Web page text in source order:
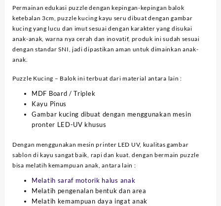
Permainan edukasi puzzle dengan kepingan-kepingan balok
ketebalan 3cm, puzzle kucing kayu seru dibuat dengan gambar
kucing yang lucu dan imut sesuai dengan karakter yang disukai
anak-anak, warna nya cerah dan inovatif, produk ini sudah sesuai
dengan standar SNI, jadi dipastikan aman untuk dimainkan anak-
anak.
Puzzle Kucing – Balok ini terbuat dari material antara lain :
MDF Board / Triplek
Kayu Pinus
Gambar kucing dibuat dengan menggunakan mesin
pronter LED-UV khusus
Dengan menggunakan mesin printer LED UV, kualitas gambar
sablon di kayu sangat baik, rapi dan kuat. dengan bermain puzzle
bisa melatih kemampuan anak, antara lain :
Melatih saraf motorik halus anak
Melatih pengenalan bentuk dan area
Melatih kemampuan daya ingat anak